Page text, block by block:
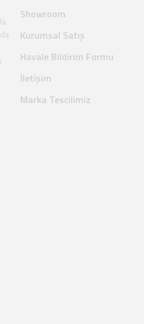
Showroom
Kurumsal Satış
Havale Bildirim Formu
İletişim
Marka Tescilimiz